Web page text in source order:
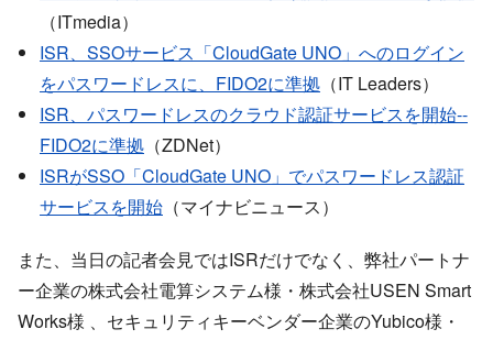
（ITmedia）
ISR、SSOサービス「CloudGate UNO」へのログイン
をパスワードレスに、FIDO2に準拠 （IT Leaders）
ISR、パスワードレスのクラウド認証サービスを開始--
FIDO2に準拠 （ZDNet）
ISRがSSO「CloudGate UNO」でパスワードレス認証
サービスを開始 （マイナビニュース）
また、当日の記者会見ではISRだけでなく、弊社パートナ
ー企業の株式会社電算システム様・株式会社USEN Smart
Works様 、セキュリティキーベンダー企業のYubico様・